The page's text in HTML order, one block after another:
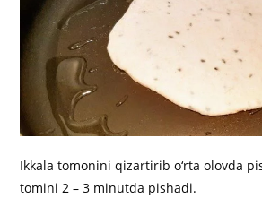
Ikkala tomonini qizartirib o‘rta olovda
tomini 2 – 3 minutda pishadi.